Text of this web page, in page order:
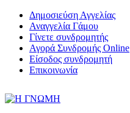
Δημοσιεύση Αγγελίας
Αναγγελία Γάμου
Γίνετε συνδρομητής
Αγορά Συνδρομής Online
Είσοδος συνδρομητή
Επικοινωνία